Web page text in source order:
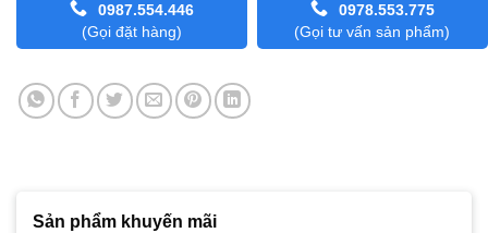
0987.554.446
(Gọi đặt hàng)
0978.553.775
(Gọi tư vấn sản phẩm)
Sản phẩm khuyến mãi